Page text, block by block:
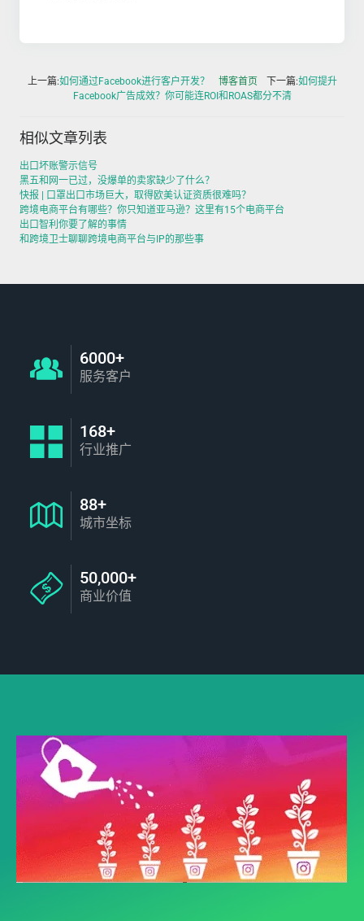
上一篇:如何通过Facebook进行客户开发？ 博客首页 下一篇:如何提升
Facebook广告成效？你可能连ROI和ROAS都分不清
相似文章列表
出口坏账警示信号
黑五和网一已过，没爆单的卖家缺少了什么？
快报 | 口罩出口市场巨大，取得欧美认证资质很难吗？
跨境电商平台有哪些？你只知道亚马逊？这里有15个电商平台
出口智利你要了解的事情
和跨境卫士聊聊跨境电商平台与IP的那些事
6000+
服务客户
168+
行业推广
88+
城市坐标
50,000+
商业价值